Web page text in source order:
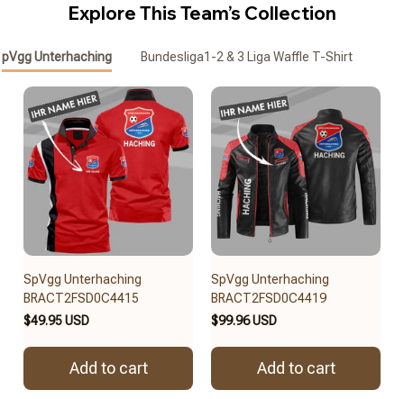
Explore This Team’s Collection
Unterhaching Bundesliga1-2 & 3 Liga Waffle T-Shirt
SpVgg Unterhaching
BRACT2FSD0C4415
$49.95 USD
Add to cart
SpVgg Unterhaching
BRACT2FSD0C4419
$99.96 USD
Add to cart